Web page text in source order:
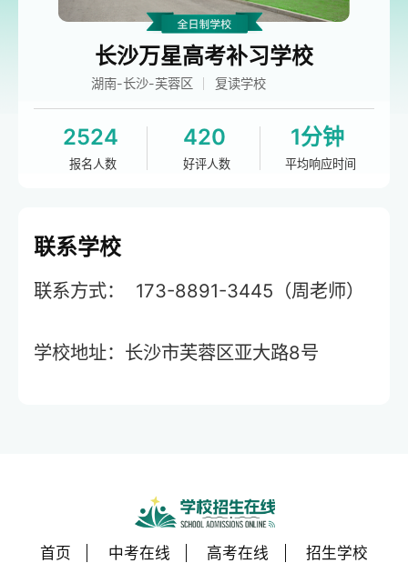
长沙万星高考补习学校
湖南-长沙-芙蓉区 复读学校
2524
报名人数
420
好评人数
1分钟
平均响应时间
联系学校
联系方式： 173-8891-3445（周老师）
学校地址： 长沙市芙蓉区亚大路8号
首页 中考在线 高考在线 招生学校